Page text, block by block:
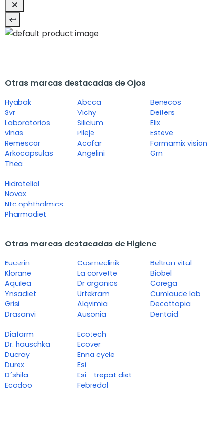
Otras marcas destacadas de Ojos
Hyabak
Svr
Laboratorios
viñas
Remescar
Arkocapsulas
Thea
Aboca
Vichy
Silicium
Pileje
Acofar
Angelini
Benecos
Deiters
Elix
Esteve
Farmamix vision
Grn
Hidrotelial
Novax
Ntc ophthalmics
Pharmadiet
Otras marcas destacadas de Higiene
Eucerin
Klorane
Aquilea
Ynsadiet
Grisi
Drasanvi
Cosmeclinik
La corvette
Dr organics
Urtekram
Alqvimia
Ausonia
Beltran vital
Biobel
Corega
Cumlaude lab
Decottopia
Dentaid
Diafarm
Dr. hauschka
Ducray
Durex
D´shila
Ecodoo
Ecotech
Ecover
Enna cycle
Esi
Esi - trepat diet
Febredol